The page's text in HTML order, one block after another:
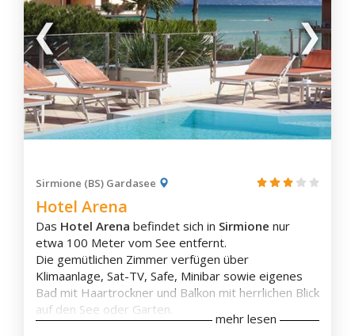
Monzambano
Morbegno
Mortara
Orzinuovi
Ostiglia
Palazzolo Sull'Oglio
Ponte Di Legno
Pontida
Porlezza
Porto Ceresio
Rivolta d'Adda
Robbio
Rovato
Zimmerausstattung
Eigenes Badezimmer
Klimaanlage
Badewanne
Flachbild-TV
Aussicht
Wasserkocher
Kaffee-/Teezubehör
Kaffeemaschine
Schallisolierung
Waschmaschine
Sirmione (BS) Gardasee
Hotel Arena
Das Hotel Arena befindet sich in Sirmione nur
etwa 100 Meter vom See entfernt.
Die gemütlichen Zimmer verfügen über
Klimaanlage, Sat-TV, Safe, Minibar sowie eigenes
Bad mit Haartrockner und Balkon mit herrlichen Blick
auf den See oder Garten.
Das Hotel Arena bietet einen schönen Gartenmit
mehr lesen